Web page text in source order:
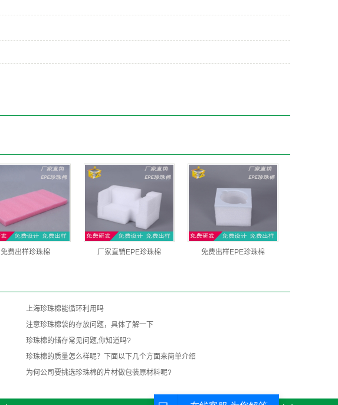
免费出样珍珠棉 厂家直销EPE珍珠棉 免费出样EPE珍珠棉
上海珍珠棉能循环利用吗
注意珍珠棉袋的存放问题，具体了解一下
珍珠棉的储存常见问题,你知道吗?
珍珠棉的质量怎么样呢？下面以下几个方面来简单介绍
为何公司要挑选珍珠棉的片材做包装原材料呢?